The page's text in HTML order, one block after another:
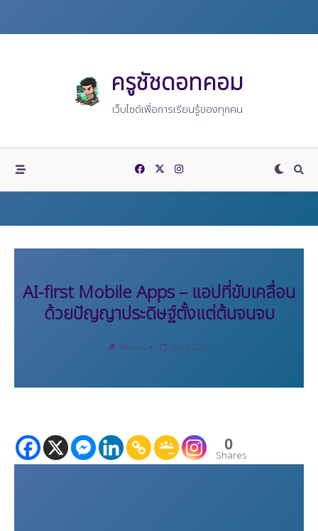
content
ครูชัชดอทคอม
เว็บไซต์เพื่อการเรียนรู้ของทุกคน
AI-first Mobile Apps – แอปที่ขับเคลื่อน
ด้วยปัญญาประดิษฐ์ตั้งแต่ต้นจนจบ
Admin Oct 5, 2025
0
Shares